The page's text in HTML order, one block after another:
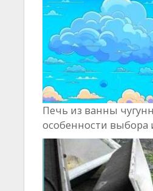
Печь из ванны
особенности выбора